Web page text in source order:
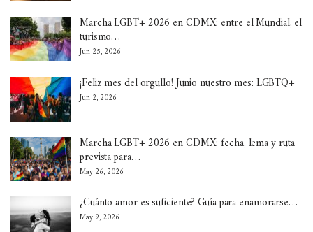
Marcha LGBT+ 2026 en CDMX: entre el Mundial, el
turismo…
Jun 25, 2026
¡Feliz mes del orgullo! Junio nuestro mes: LGBTQ+
Jun 2, 2026
Marcha LGBT+ 2026 en CDMX: fecha, lema y ruta
prevista para…
May 26, 2026
¿Cuánto amor es suficiente? Guía para enamorarse…
May 9, 2026